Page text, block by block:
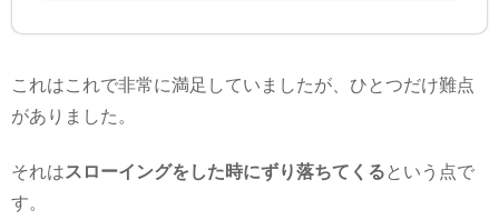
これはこれで非常に満足していましたが、ひとつだけ難点
がありました。
それはスローイングをした時にずり落ちてくる という点で
す。